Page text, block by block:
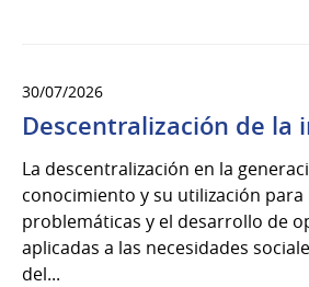
30/07/2026
Descentralización de la
La descentralización en la
conocimiento y su utilización
problemáticas y el desarrollo de
aplicadas a las necesidades
del...